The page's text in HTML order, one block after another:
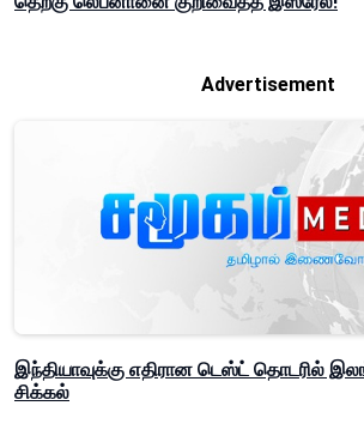
Advertisement
இந்தியாவுக்கு எதிரான டெஸ்ட் தொடரில்
சிக்கல்